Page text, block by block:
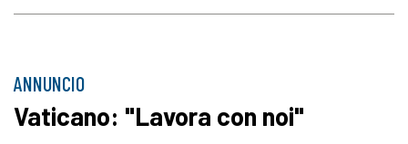
ANNUNCIO
Vaticano: "Lavora con noi"